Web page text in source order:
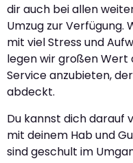
dir auch bei allen
Umzug zur Verfügung.
mit viel Stress und
legen wir großen Wert
Service anzubieten,
abdeckt.
Du kannst dich darauf
mit deinem Hab und
sind geschult im